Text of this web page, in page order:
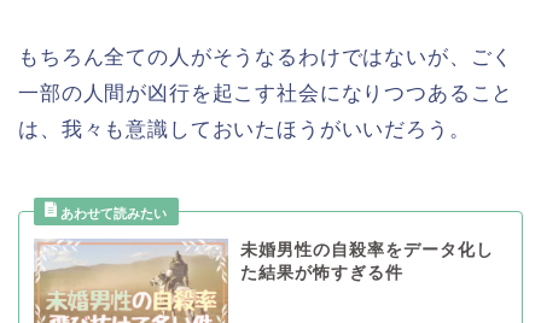
もちろん全ての人がそうなるわけではないが、ごく
一部の人間が凶行を起こす社会になりつつあること
は、我々も意識しておいたほうがいいだろう。
未婚男性の自殺率をデータ化し
た結果が怖すぎる件